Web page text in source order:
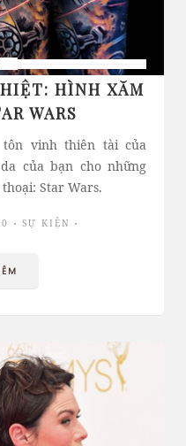
HÌNH XĂM
WARS
vinh thiên tài của
của bạn cho những
Star Wars.
SỰ KIỆN